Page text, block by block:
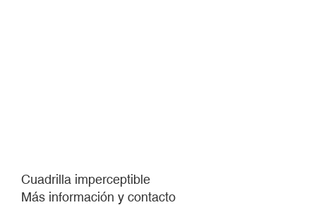
Cuadrilla imperceptible
Más información y contacto